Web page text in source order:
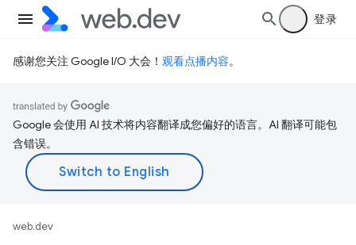
登录
感谢您关注 Google I/O 大会！ 观看点播内容。
Google 会使用 AI 技术将内容翻译成您偏好的语言。AI 翻译可能包
含错误。
web.dev